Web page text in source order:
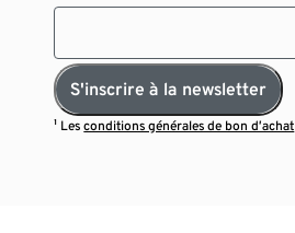
S'inscrire à la newsletter
¹ Lesconditions générales de bon d’achat